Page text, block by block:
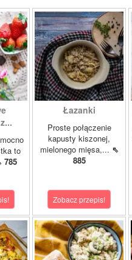
to
785
Łazanki
Proste połączenie
kapusty kiszonej,
mielonego mięsa,... ⇖
885
Zobacz przepis!